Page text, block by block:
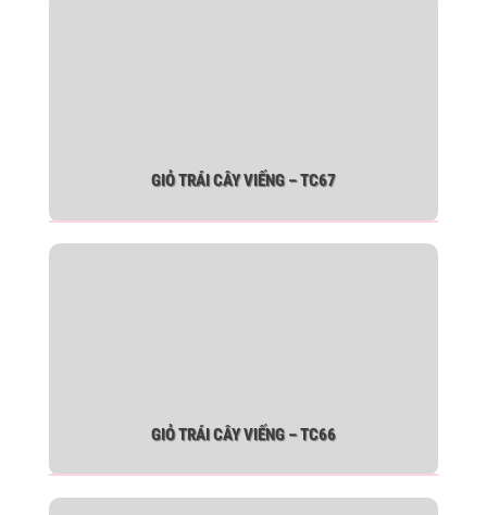
GIỎ TRÁI CÂY VIẾNG – TC67
GIỎ TRÁI CÂY VIẾNG – TC66